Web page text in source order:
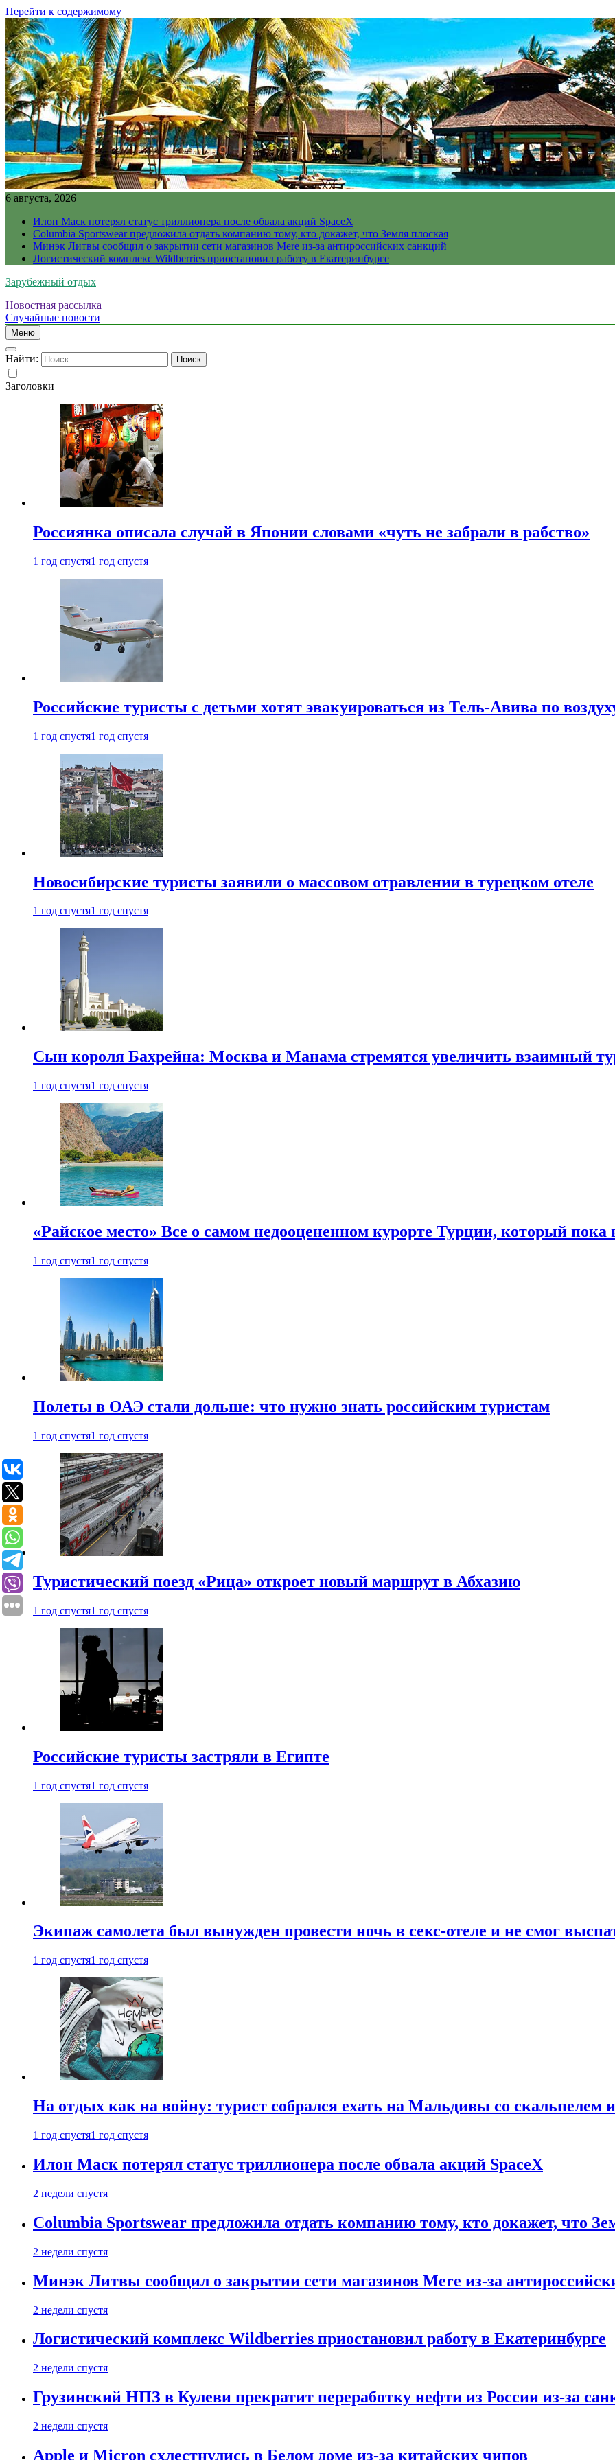
Перейти к содержимому
6 августа, 2026
Илон Маск потерял статус триллионера после обвала акций SpaceX
Columbia Sportswear предложила отдать компанию тому, кто докажет, что Земля плоская
Минэк Литвы сообщил о закрытии сети магазинов Mere из-за антироссийских санкций
Логистический комплекс Wildberries приостановил работу в Екатеринбурге
Зарубежный отдых
Новостная рассылка
Случайные новости
Меню
Найти:
Заголовки
Россиянка описала случай в Японии словами «чуть не забрали в рабство»
1 год спустя1 год спустя
Российские туристы с детьми хотят эвакуироваться из Тель-Авива по
1 год спустя1 год спустя
Новосибирские туристы заявили о массовом отравлении в турецком отеле
1 год спустя1 год спустя
Сын короля Бахрейна: Москва и Манама стремятся увеличить взаимный
1 год спустя1 год спустя
«Райское место» Все о самом недооцененном курорте Турции, который пока
1 год спустя1 год спустя
Полеты в ОАЭ стали дольше: что нужно знать российским туристам
1 год спустя1 год спустя
Туристический поезд «Рица» откроет новый маршрут в Абхазию
1 год спустя1 год спустя
Российские туристы застряли в Египте
1 год спустя1 год спустя
Экипаж самолета был вынужден провести ночь в секс-отеле и не смог
1 год спустя1 год спустя
На отдых как на войну: турист собрался ехать на Мальдивы со скальпелем
1 год спустя1 год спустя
Илон Маск потерял статус триллионера после обвала акций SpaceX
2 недели спустя
Columbia Sportswear предложила отдать компанию тому, кто докажет, что
2 недели спустя
Минэк Литвы сообщил о закрытии сети магазинов Mere из-за
2 недели спустя
Логистический комплекс Wildberries приостановил работу в Екатеринбурге
2 недели спустя
Грузинский НПЗ в Кулеви прекратит переработку нефти из России из-за
2 недели спустя
Apple и Micron схлестнулись в Белом доме из-за китайских чипов